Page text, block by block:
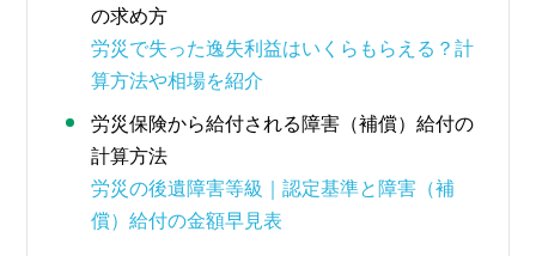
の求め方
労災で失った逸失利益はいくらもらえる？計
算方法や相場を紹介
労災保険から給付される障害（補償）給付の
計算方法
労災の後遺障害等級｜認定基準と障害（補
償）給付の金額早見表